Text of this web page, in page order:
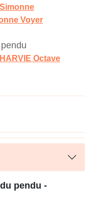
Voyer
HARVIE Octave
pendu -